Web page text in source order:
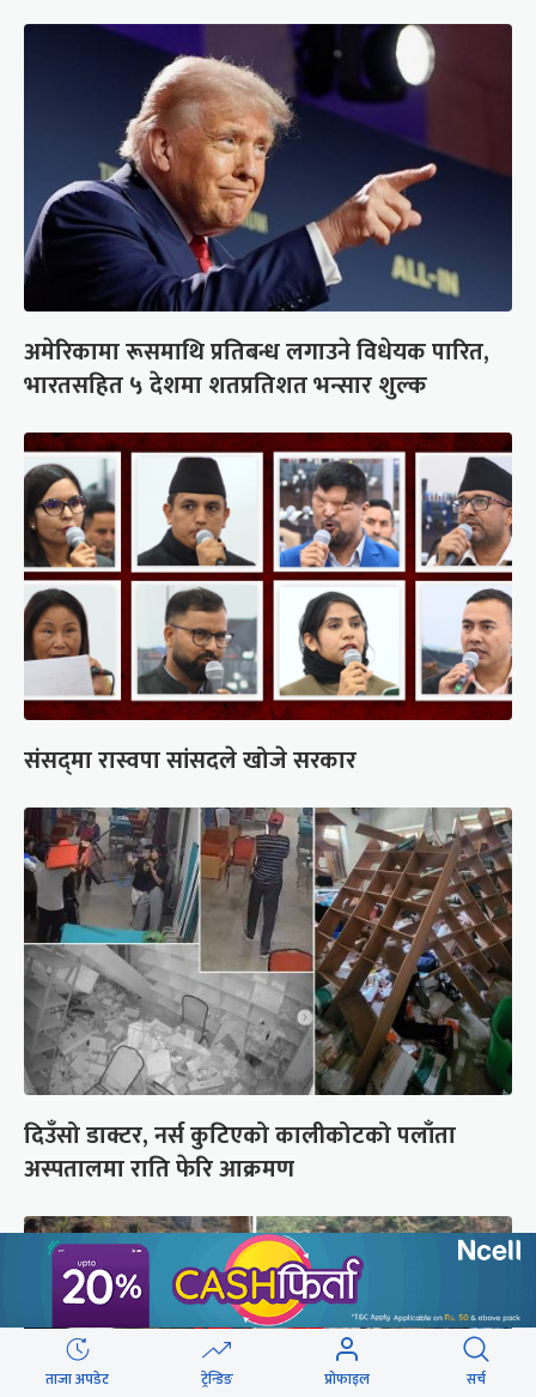
अमेरिकामा रूसमाथि प्रतिबन्ध लगाउने विधेयक पारित,
भारतसहित ५ देशमा शतप्रतिशत भन्सार शुल्क
संसद्‍मा रास्वपा सांसदले खोजे सरकार
दिउँसो डाक्टर, नर्स कुटिएको कालीकोटको पलाँता
अस्पतालमा राति फेरि आक्रमण
ताजा अपडेट ट्रेन्डिङ प्रोफाइल सर्च